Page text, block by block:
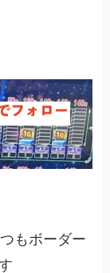
もボーダー